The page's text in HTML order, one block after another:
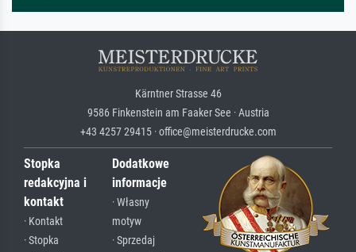
Kärntner Strasse 46
9586 Finkenstein am Faaker See · Austria
+43 4257 29415 · office@meisterdrucke.com
Stopka
redakcyjna i
kontakt
· Kontakt
· Stopka
Dodatkowe
informacje
· Własny
motyw
· Sprzedaj